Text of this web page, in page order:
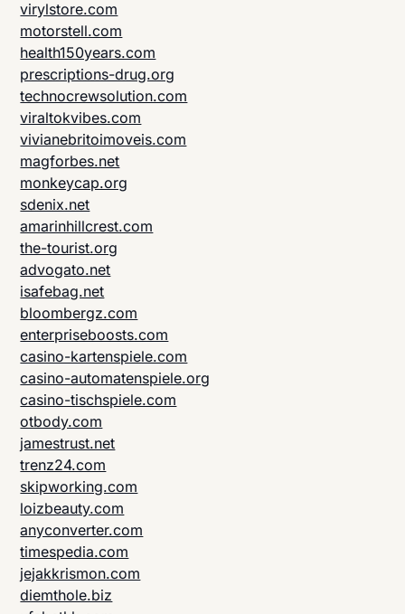
virylstore.com
motorstell.com
health150years.com
prescriptions-drug.org
technocrewsolution.com
viraltokvibes.com
vivianebritoimoveis.com
magforbes.net
monkeycap.org
sdenix.net
amarinhillcrest.com
the-tourist.org
advogato.net
isafebag.net
bloombergz.com
enterpriseboosts.com
casino-kartenspiele.com
casino-automatenspiele.org
casino-tischspiele.com
otbody.com
jamestrust.net
trenz24.com
skipworking.com
loizbeauty.com
anyconverter.com
timespedia.com
jejakkrismon.com
diemthole.biz